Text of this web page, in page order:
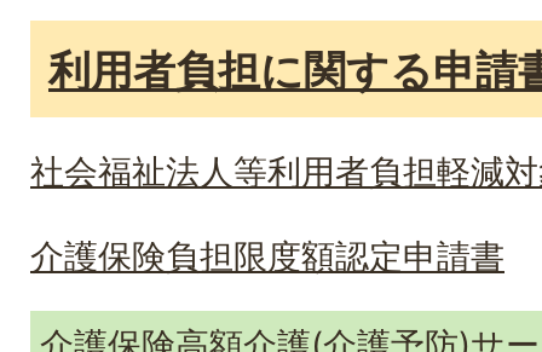
利用者負担に関する申請
社会福祉法人等利用者負担軽減
介護保険負担限度額認定申請書